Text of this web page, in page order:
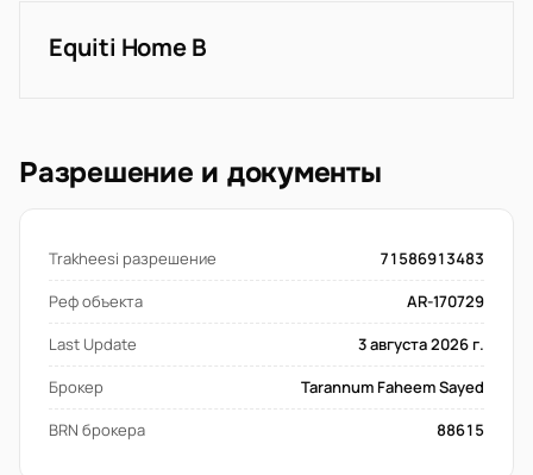
Equiti Home B
Разрешение и документы
Trakheesi разрешение
71586913483
Реф объекта
AR-170729
Last Update
3 августа 2026 г.
Брокер
Tarannum Faheem Sayed
BRN брокера
88615